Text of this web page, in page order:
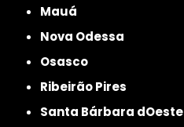
Mauá
Nova Odessa
Osasco
Ribeirão Pires
Santa Bárbara dOeste